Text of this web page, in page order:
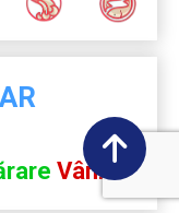
Vânzare